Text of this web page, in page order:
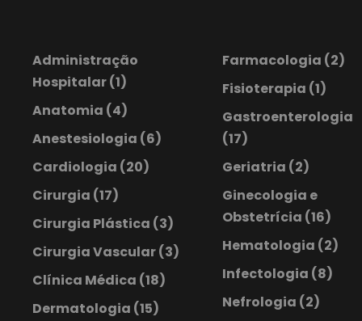
Administração
Hospitalar(1)
Anatomia (4)
Anestesiologia (6)
Cardiologia (20)
Cirurgia (17)
Cirurgia Plástica (3)
Cirurgia Vascular(3)
Clínica Médica (18)
Dermatologia (15)
Farmacologia (2)
Fisioterapia (1)
Gastroenterologia
(17)
Geriatria (2)
Ginecologia e
Obstetrícia (16)
Hematologia (2)
Infectologia (8)
Nefrologia (2)